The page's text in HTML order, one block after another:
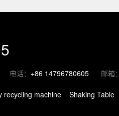
电话： +86 14796780605 邮箱：
recycling machine Shaking Table